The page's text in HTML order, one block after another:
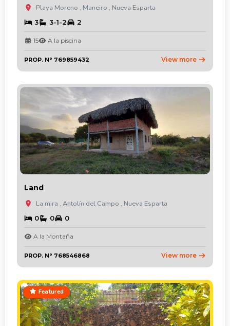
Playa Moreno , Maneiro , Nueva Esparta
3 3-1-2 2
15 A la piscina
PROP. N° 769859432 View more
Land
La mira , Antolín del Campo , Nueva Esparta
0 0 0
A la Montaña
PROP. N° 768546868 View more
Featured